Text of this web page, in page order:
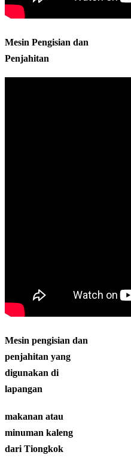
Mesin Pengisian dan
Penjahitan
Mesin pengisian dan
penjahitan yang
digunakan di
lapangan
makanan atau
minuman kaleng
dari Tiongkok